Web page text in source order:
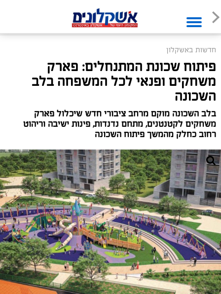
חדשות באשקלון
פיתוח שכונת המתנחלים: פארק
משחקים ופנאי לכל המשפחה בלב
השכונה
בלב השכונה מוקם מרחב ציבורי חדש שיכלול פארק
משחקים לקטנטנים, מתחם נדנדות, פינות ישיבה וריהוט
רחוב כחלק מהמשך פיתוח השכונה